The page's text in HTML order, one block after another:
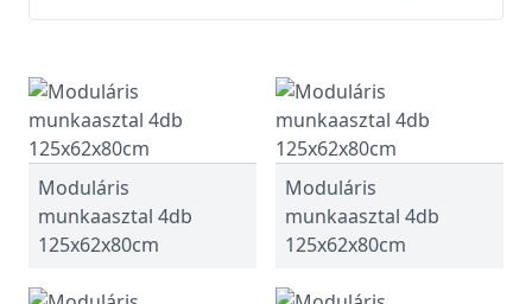
Moduláris
munkaasztal 4db
125x62x80cm
Moduláris
munkaasztal 4db
125x62x80cm